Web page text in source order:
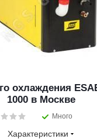
охлаждения
1000 в Москве
Много
Характеристики